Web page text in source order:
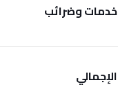
خدمات وضرائب
الإجمالي